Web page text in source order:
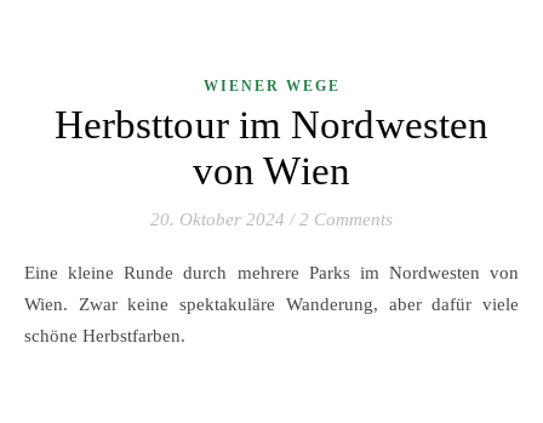
WIENER WEGE
Herbsttour im Nordwesten
von Wien
20. Oktober 2024 / 2 Comments
Eine kleine Runde durch mehrere Parks im Nordwesten von
Wien. Zwar keine spektakuläre Wanderung, aber dafür viele
schöne Herbstfarben.